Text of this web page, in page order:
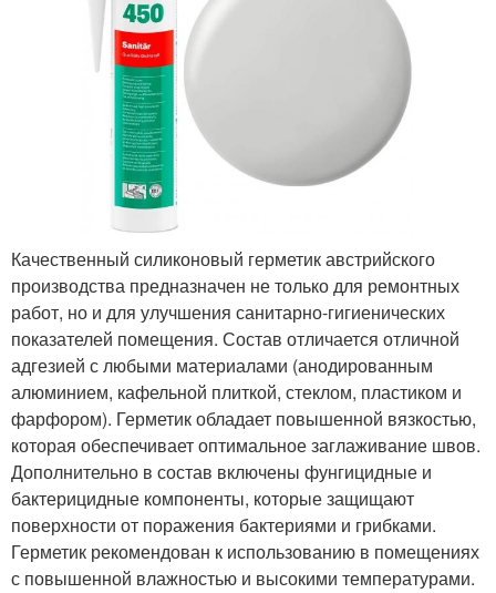
Качественный силиконовый герметик австрийского
производства предназначен не только для ремонтных
работ, но и для улучшения санитарно-гигиенических
показателей помещения. Состав отличается отличной
адгезией с любыми материалами (анодированным
алюминием, кафельной плиткой, стеклом, пластиком и
фарфором). Герметик обладает повышенной вязкостью,
которая обеспечивает оптимальное заглаживание швов.
Дополнительно в состав включены фунгицидные и
бактерицидные компоненты, которые защищают
поверхности от поражения бактериями и грибками.
Герметик рекомендован к использованию в помещениях
с повышенной влажностью и высокими температурами.